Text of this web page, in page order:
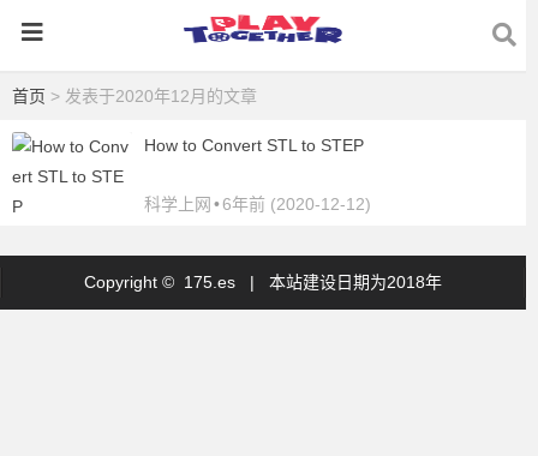
首页 > 发表于2020年12月的文章
How to Convert STL to STEP
科学上网 •6年前 (2020-12-12)
Copyright © 175.es | 本站建设日期为2018年